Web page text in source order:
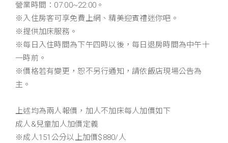
營業時間：07:00~22:00。
※入住房客可享免費上網、精美迎賓禮迷你吧。
※提供加床服務。
※每日入住時間為下午四時以後，每日退房時間為中午十
一時前。
※價格若有變更，恕不另行通知，請依飯店現場公告為
主。
上述均為兩人報價，加人不加床每人加價如下
成人&兒童加人加價定義
※成人151公分以上加價$880/人